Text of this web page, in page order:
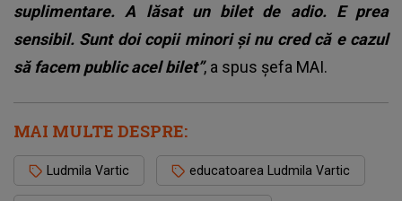
suplimentare. A lăsat un bilet de adio. E prea
sensibil. Sunt doi copii minori și nu cred că e cazul
să facem public acel bilet”, a spus șefa MAI.
MAI MULTE DESPRE:
Ludmila Vartic educatoarea Ludmila Vartic